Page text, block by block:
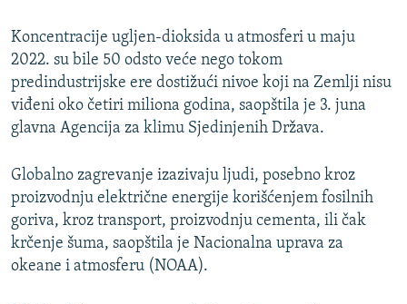
POST SCRIPTUM
MOJA EVROPA
TRI DECENIJE OD RATA U BIH
SVE KARTE DEJTONA
NASTANAK I RASPAD JUGOSLAVIJE
Koncentracije ugljen-dioksida u atmosferi u maju
2022. su bile 50 odsto veće nego tokom
predindustrijske ere dostižući nivoe koji na Zemlji nisu
viđeni oko četiri miliona godina, saopštila je 3. juna
glavna Agencija za klimu Sjedinjenih Država.
Globalno zagrevanje izazivaju ljudi, posebno kroz
proizvodnju električne energije korišćenjem fosilnih
goriva, kroz transport, proizvodnju cementa, ili čak
krčenje šuma, saopštila je Nacionalna uprava za
okeane i atmosferu (NOAA).